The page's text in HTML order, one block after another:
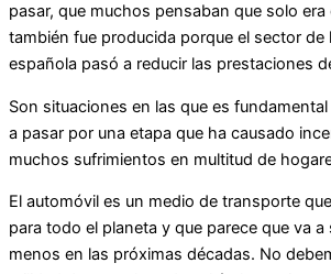
pasar, que muchos pensaban que solo era
también fue producida porque el sector de
española pasó a reducir las prestaciones
Son situaciones en las que es
a pasar por una etapa que ha causado
muchos sufrimientos en multitud de
El automóvil es un medio de transporte
para todo el planeta y que parece que va
menos en las próximas décadas. No